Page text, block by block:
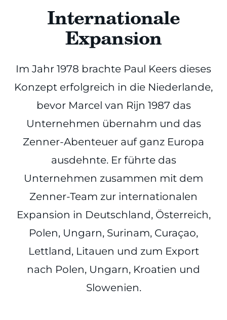
Internationale
Expansion
Im Jahr 1978 brachte Paul Keers dieses
Konzept erfolgreich in die Niederlande,
bevor Marcel van Rijn 1987 das
Unternehmen übernahm und das
Zenner-Abenteuer auf ganz Europa
ausdehnte. Er führte das
Unternehmen zusammen mit dem
Zenner-Team zur internationalen
Expansion in Deutschland, Österreich,
Polen, Ungarn, Surinam, Curaçao,
Lettland, Litauen und zum Export
nach Polen, Ungarn, Kroatien und
Slowenien.